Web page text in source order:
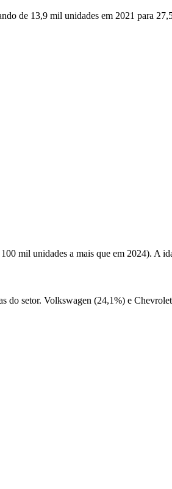
de 13,9 mil unidades em 2021 para
mil unidades a mais que em 2024). A
do setor. Volkswagen (24,1%) e